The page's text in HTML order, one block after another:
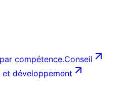
compétence.Conseil
et développement